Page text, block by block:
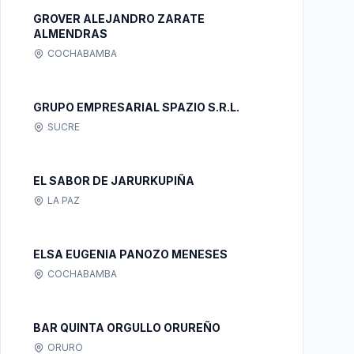
GROVER ALEJANDRO ZARATE
ALMENDRAS
COCHABAMBA
GRUPO EMPRESARIAL SPAZIO S.R.L.
SUCRE
EL SABOR DE JARURKUPIÑA
LA PAZ
ELSA EUGENIA PANOZO MENESES
COCHABAMBA
BAR QUINTA ORGULLO ORUREÑO
ORURO